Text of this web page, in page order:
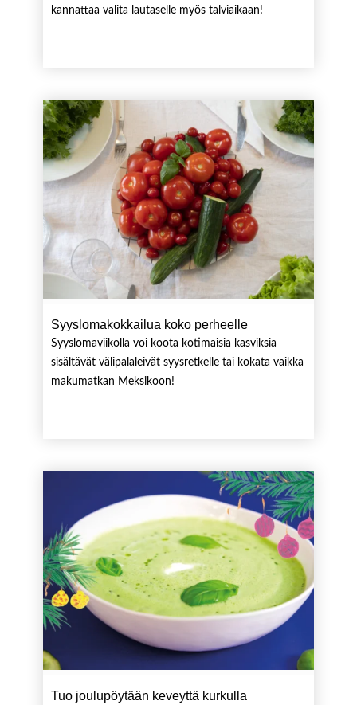
kannattaa valita lautaselle myös talviaikaan!
Syyslomakokkailua koko perheelle
Syyslomaviikolla voi koota kotimaisia kasviksia
sisältävät välipalaleivät syysretkelle tai kokata vaikka
makumatkan Meksikoon!
Tuo joulupöytään keveyttä kurkulla